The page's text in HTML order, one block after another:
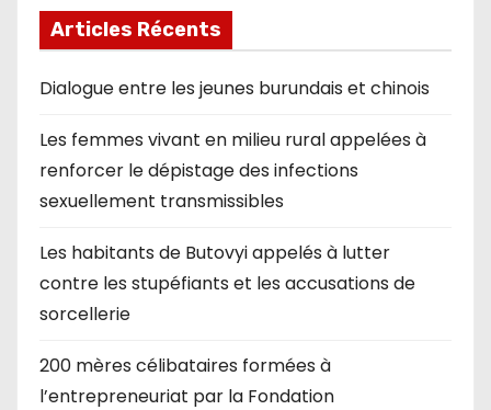
Articles Récents
Dialogue entre les jeunes burundais et chinois
Les femmes vivant en milieu rural appelées à
renforcer le dépistage des infections
sexuellement transmissibles
Les habitants de Butovyi appelés à lutter
contre les stupéfiants et les accusations de
sorcellerie
200 mères célibataires formées à
l’entrepreneuriat par la Fondation